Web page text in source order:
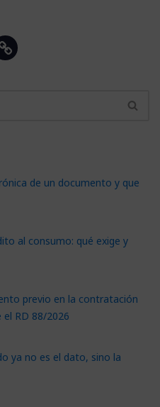
de un documento y que
al consumo: qué exige y
previo en la contratación
RD 88/2026
ya no es el dato, sino la